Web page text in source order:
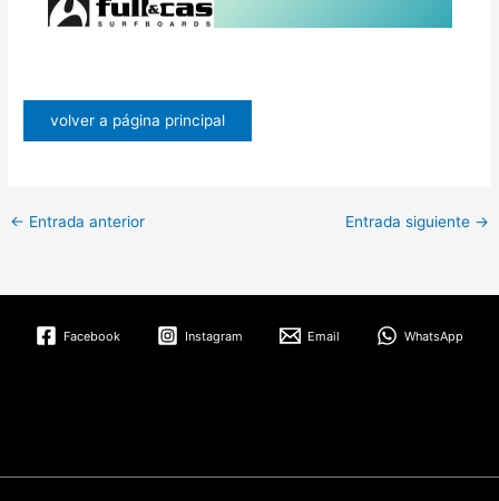
volver a página principal
← Entrada anterior Entrada siguiente →
Facebook Instagram Email WhatsApp